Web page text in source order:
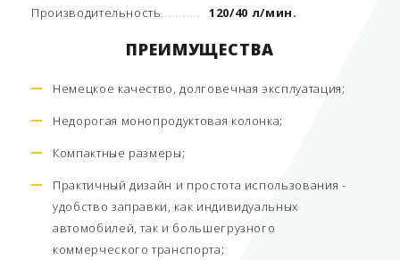
Производительность
120/40 л/мин.
ПРЕИМУЩЕСТВА
Немецкое качество, долговечная эксплуатация;
Недорогая монопродуктовая колонка;
Компактные размеры;
Практичный дизайн и простота использования -
удобство заправки, как индивидуальных
автомобилей, так и большегрузного
коммерческого транспорта;